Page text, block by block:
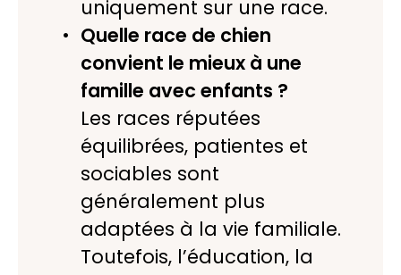
uniquement sur une race.
Quelle race de chien
convient le mieux à une
famille avec enfants ?
Les races réputées
équilibrées, patientes et
sociables sont
généralement plus
adaptées à la vie familiale.
Toutefois, l’éducation, la